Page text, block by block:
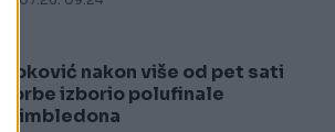
Đoković nakon više od pet sati
borbe izborio polufinale
Wimbledona